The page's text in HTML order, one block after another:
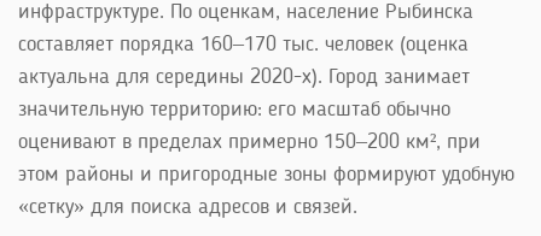
инфраструктуре. По оценкам, население Рыбинска
составляет порядка 160–170 тыс. человек (оценка
актуальна для середины 2020-х). Город занимает
значительную территорию: его масштаб обычно
оценивают в пределах примерно 150–200 км², при
этом районы и пригородные зоны формируют удобную
«сетку» для поиска адресов и связей.